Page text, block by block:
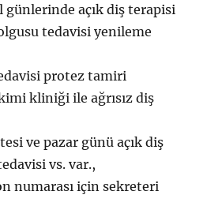
açık diş terapisi
tedavisi yenileme
protez tamiri
kliniği ile ağrısız diş
ve pazar günü açık diş
vs. var.,
numarası için sekreteri